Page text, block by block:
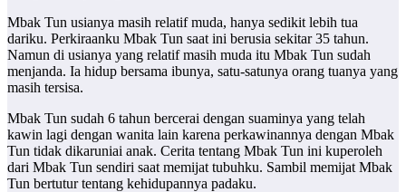
Mbak Tun usianya masih relatif muda, hanya sedikit lebih tua
dariku. Perkiraanku Mbak Tun saat ini berusia sekitar 35 tahun.
Namun di usianya yang relatif masih muda itu Mbak Tun sudah
menjanda. Ia hidup bersama ibunya, satu-satunya orang tuanya yang
masih tersisa.
Mbak Tun sudah 6 tahun bercerai dengan suaminya yang telah
kawin lagi dengan wanita lain karena perkawinannya dengan Mbak
Tun tidak dikaruniai anak. Cerita tentang Mbak Tun ini kuperoleh
dari Mbak Tun sendiri saat memijat tubuhku. Sambil memijat Mbak
Tun bertutur tentang kehidupannya padaku.